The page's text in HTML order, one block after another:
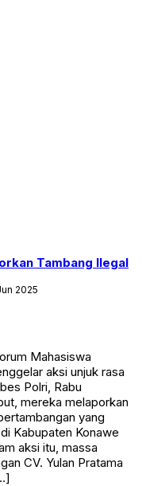
Tambang Ilegal
2025
Mahasiswa
aksi unjuk rasa
Polri, Rabu
mereka melaporkan
yang
Kabupaten Konawe
aksi itu, massa
CV. Yulan Pratama